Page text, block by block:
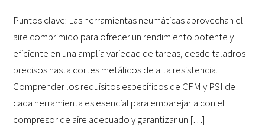
Puntos clave: Las herramientas neumáticas aprovechan el
aire comprimido para ofrecer un rendimiento potente y
eficiente en una amplia variedad de tareas, desde taladros
precisos hasta cortes metálicos de alta resistencia.
Comprender los requisitos específicos de CFM y PSI de
cada herramienta es esencial para emparejarla con el
compresor de aire adecuado y garantizar un […]